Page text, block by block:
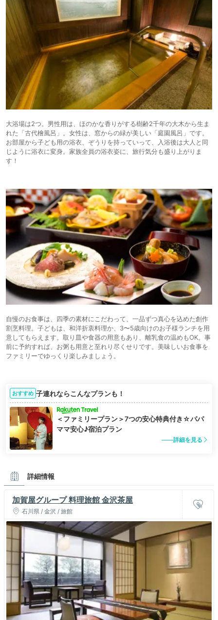
大浴場は2つ。男性用は、ほのかな香りがする樹齢2千年の大木から生ま
れた「古代檜風呂」。女性は、窓からの緑が美しい「庭園風呂」です。
お部屋から⼦ども⽤の浴⾐、ぞうりを持っていって、⼊浴後は⼤⼈と同
じように浴⾐に変⾝。家族全員の浴衣姿に、旅行気分も盛り上がりま
す！
自慢のお食事は、四季の素材にこだわって、一品ずつ真心を込めた創作
割烹料理。子どもは、和洋折衷料理か、3〜5歳向けのお子様ランチを用
意してもらえます。取り皿や食器の用意もあり、離乳食の温めもOK。事
前に予約すれば、お粥も用意と至れり尽くせりです。美味しいお食事を
ファミリーでゆっくり楽しみましょう。
おすすめ 子連れならこんなプランも！
＜ファミリープラン＞7つの安心特典付き☆パパ
ママ安心♪宿泊プラン
詳細を見る
詳細情報
加賀屋グループ 料理旅館 金沢茶屋
石川県 / 金沢 / 旅館